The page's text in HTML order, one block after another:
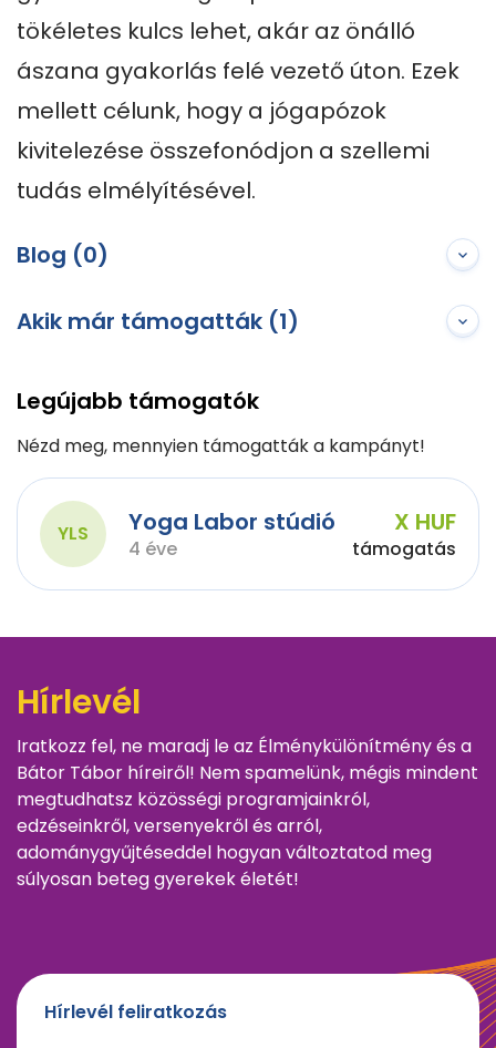
tökéletes kulcs lehet, akár az önálló
ászana gyakorlás felé vezető úton. Ezek
mellett célunk, hogy a jógapózok
kivitelezése összefonódjon a szellemi
tudás elmélyítésével.
Blog (0)
Akik már támogatták (1)
Legújabb támogatók
Nézd meg, mennyien támogatták a kampányt!
YLS Yoga Labor stúdió
4 éve
X HUF
támogatás
Hírlevél
Iratkozz fel, ne maradj le az Élménykülönítmény és a
Bátor Tábor híreiről! Nem spamelünk, mégis mindent
megtudhatsz közösségi programjainkról,
edzéseinkről, versenyekről és arról,
adománygyűjtéseddel hogyan változtatod meg
súlyosan beteg gyerekek életét!
Hírlevél feliratkozás